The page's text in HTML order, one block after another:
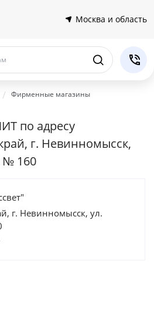
Москва и область
Фирменные магазины
по адресу
г. Невинномысск,
№ 160
г. Невинномысск, ул.